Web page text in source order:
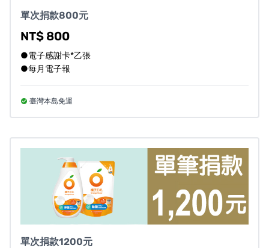
單次捐款800元
NT$ 800
●電子感謝卡*乙張
●每月電子報
臺灣本島免運
單次捐款1200元